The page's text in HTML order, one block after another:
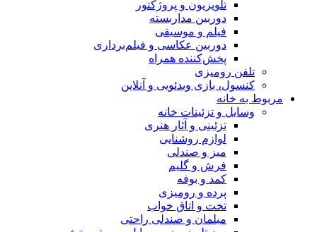
تلویزیون و پروژکتور
دوربین مداربسته
فیلم و موسیقی
دوربین عکاسی و فیلم‌برداری
پخش‌کننده همراه
تلفن رومیزی
کنسول، بازی‌ ویدئویی و آنلاین
مربوط به خانه
وسایل و تزئینات خانه
تزئینی و آثار هنری
لوازم روشنایی
میز و صندلی
فرش و گلیم
کمد و بوفه
پرده و رومیزی
تخت و اتاق خواب
مبلمان و صندلی راحتی